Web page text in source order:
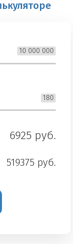
10 000 000
180
6925 руб.
519375 руб.